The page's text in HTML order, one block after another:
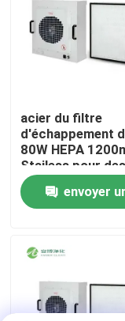
Visite d'usine
Contrôle de
Contactez-nous
Nouvelles
Cas
Théâtre
Pièce propre
acier du filtre
d'échappement
80W HEPA
Stailess pour des
capots
laminaireenvoyer